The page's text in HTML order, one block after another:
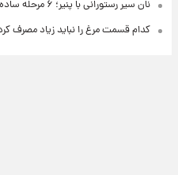
نان سیر رستورانی با پنیر؛ ۶ مرحله ساده برای یک نان پف‌دار و کش‌دار
کدام قسمت مرغ را نباید زیاد مصرف